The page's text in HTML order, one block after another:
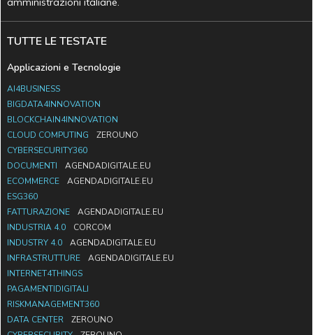
TUTTE LE TESTATE
Applicazioni e Tecnologie
AI4BUSINESS
BIGDATA4INNOVATION
BLOCKCHAIN4INNOVATION
CLOUD COMPUTING
ZEROUNO
CYBERSECURITY360
DOCUMENTI
AGENDADIGITALE.EU
ECOMMERCE
AGENDADIGITALE.EU
ESG360
FATTURAZIONE
AGENDADIGITALE.EU
INDUSTRIA 4.0
CORCOM
INDUSTRY 4.0
AGENDADIGITALE.EU
INFRASTRUTTURE
AGENDADIGITALE.EU
INTERNET4THINGS
PAGAMENTIDIGITALI
RISKMANAGEMENT360
DATA CENTER
ZEROUNO